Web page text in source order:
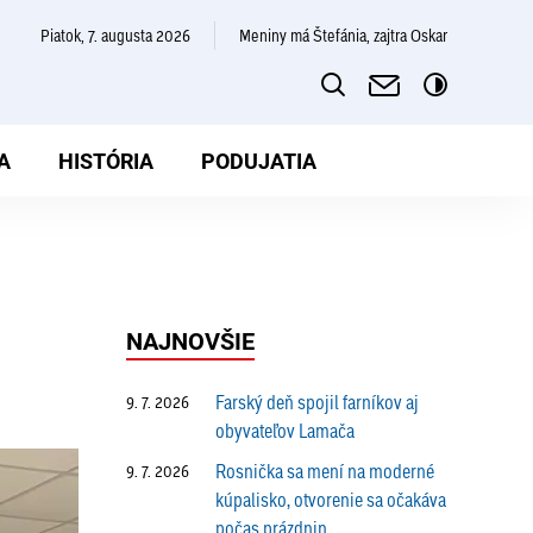
piatok, 7. augusta 2026 Meniny má Štefánia, zajtra Oskar
HISTÓRIA PODUJATIA
NAJNOVŠIE
9. 7. 2026
Farský deň spojil farníkov aj
obyvateľov Lamača
9. 7. 2026
Rosnička sa mení na moderné
kúpalisko, otvorenie sa očakáva